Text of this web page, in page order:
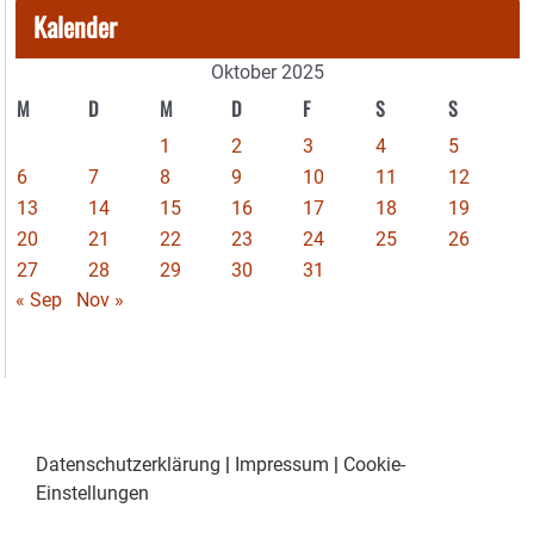
Kalender
Oktober 2025
M D M D F S S
1 2 3 4
5
6
7 8 9 10 11
12
13
14 15 16 17 18
19
20
21 22 23 24 25
26
27
28 29 30
31
« Sep
Nov »
Datenschutzerklärung | Impressum | Cookie-
Einstellungen